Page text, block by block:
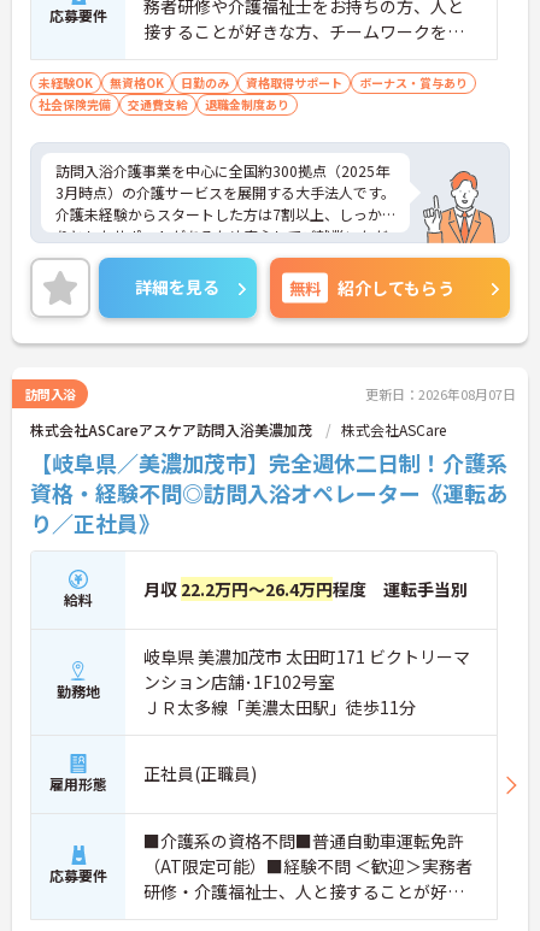
応募要件
務者研修や介護福祉士をお持ちの方、人と
接することが好きな方、チームワークを重
視する人
未経験OK 無資格OK 日勤のみ 資格取得サポート
ボーナス・賞与あり
社会保険完備
交通費支給 退職金制度あり
訪問入浴介護事業を中心に全国約300拠点（2025年
3月時点）の介護サービスを展開する大手法人です。
介護未経験からスタートした方は7割以上、しっか
りとしたサポートがあるため安心してご就業いただ
けます。お風呂に入れなくて困っている方に、手を
差し伸べてあげられるとてもやりがいのあるお仕事
です。ご興味ある方には、面接対策ポイントなど、
さらに詳細をお話しいたしますのでお気軽にご相談
ください！
詳細を見る 無料 紹介してもらう
訪問入浴 更新日：2026年08月07日
株式会社ASCareアスケア訪問入浴美濃加茂 株式会社ASCare
【岐阜県／美濃加茂市】完全週休二日制！介護系
資格・経験不問◎訪問入浴オペレーター《運転あ
り／正社員》
給料 月収 22.2万円～26.4万円程度 運転手当別
勤務地
岐阜県 美濃加茂市 太田町171 ビクトリーマ
ンション店舗･1F102号室
ＪＲ太多線「美濃太田駅」徒歩11分
雇用形態 正社員(正職員)
応募要件
■介護系の資格不問■普通自動車運転免許
（AT限定可能）■経験不問 ＜歓迎＞実務者
研修・介護福祉士、人と接することが好き
な方、チームワークを重視する人